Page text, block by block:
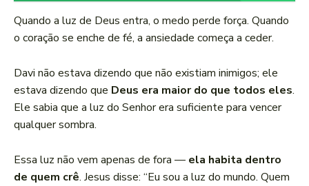
Quando a luz de Deus entra, o medo perde força. Quando
o coração se enche de fé, a ansiedade começa a ceder.
Davi não estava dizendo que não existiam inimigos; ele
estava dizendo que Deus era maior do que todos eles.
Ele sabia que a luz do Senhor era suficiente para vencer
qualquer sombra.
Essa luz não vem apenas de fora — ela habita dentro
de quem crê. Jesus disse: “Eu sou a luz do mundo. Quem